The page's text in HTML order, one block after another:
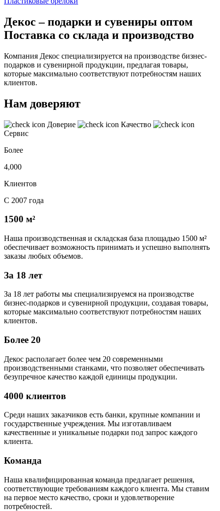
Декос – подарки и сувениры оптом
Поставка со склада и производство
Компания Декос специализируется на производстве бизнес-
подарков и сувенирной продукции, предлагая товары,
которые максимально соответствуют потребностям наших
клиентов.
Нам доверяют
Доверие
Качество
Сервис
Более
4,000
Клиентов
С 2007 года
1500 м²
Наша производственная и складская база площадью 1500 м²
обеспечивает возможность принимать и успешно выполнять
заказы любых объемов.
За 18 лет
За 18 лет работы мы специализируемся на производстве
бизнес-подарков и сувенирной продукции, создавая товары,
которые максимально соответствуют потребностям наших
клиентов.
Более 20
Декос располагает более чем 20 современными
производственными станками, что позволяет обеспечивать
безупречное качество каждой единицы продукции.
4000 клиентов
Среди наших заказчиков есть банки, крупные компании и
государственные учреждения. Мы изготавливаем
качественные и уникальные подарки под запрос каждого
клиента.
Команда
Наша квалифицированная команда предлагает решения,
соответствующие требованиям каждого клиента. Мы ставим
на первое место качество, сроки и удовлетворение
потребностей.